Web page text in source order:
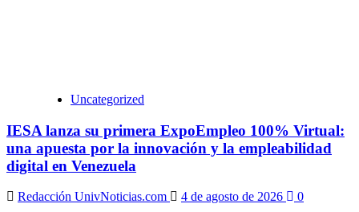
Uncategorized
IESA lanza su primera ExpoEmpleo 100% Virtual:
una apuesta por la innovación y la empleabilidad
digital en Venezuela
Redacción UnivNoticias.com 4 de agosto de 2026 0